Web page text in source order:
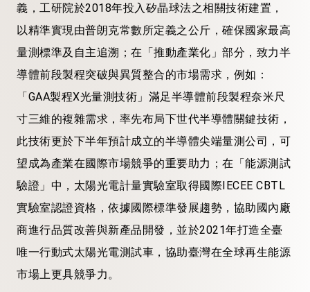
義，工研院於2018年投入矽晶球法之相關技術建置，
以精準實現由普朗克常數所定義之公斤，確保國家最高
量測標準及自主追溯；在「推動產業化」部分，致力半
導體前段製程突破與異質整合的市場需求，例如：
「GAA製程X光量測技術」滿足半導體前段製程奈米尺
寸三維的複雜需求，率先布局下世代半導體關鍵技術，
此技術更於下半年預計成立的半導體尖端量測公司，可
望成為產業在國際市場競爭的重要助力；在「能源測試
驗證」中，太陽光電計量實驗室取得國際IECEE CBTL
實驗室認證資格，依據國際標準發展趨勢，協助國內廠
商進行品質改善與新產品開發，並於2021年打造全臺
唯一行動式太陽光電測試車，協助臺灣在全球再生能源
市場上更具競爭力。